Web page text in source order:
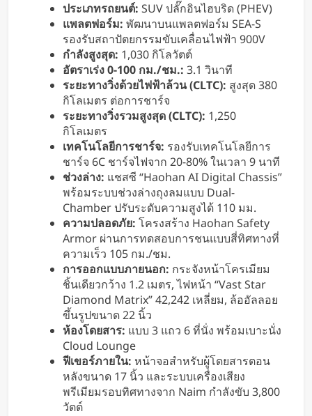
ประเภทรถยนต์: SUV ปลั๊กอินไฮบริด (PHEV)
แพลตฟอร์ม: พัฒนาบนแพลตฟอร์ม SEA-S
รองรับสถาปัตยกรรมขับเคลื่อนไฟฟ้า 900V
กำลังสูงสุด: 1,030 กิโลวัตต์
อัตราเร่ง 0-100 กม./ชม.: 3.1 วินาที
ระยะทางวิ่งด้วยไฟฟ้าล้วน (CLTC): สูงสุด 380
กิโลเมตร ต่อการชาร์จ
ระยะทางวิ่งรวมสูงสุด (CLTC): 1,250
กิโลเมตร
เทคโนโลยีการชาร์จ: รองรับเทคโนโลยีการ
ชาร์จ 6C ชาร์จไฟจาก 20-80% ในเวลา 9 นาที
ช่วงล่าง: แชสซี “Haohan AI Digital Chassis”
พร้อมระบบช่วงล่างถุงลมแบบ Dual-
Chamber ปรับระดับความสูงได้ 110 มม.
ความปลอดภัย: โครงสร้าง Haohan Safety
Armor ผ่านการทดสอบการชนแบบสี่ทิศทางที่
ความเร็ว 105 กม./ชม.
การออกแบบภายนอก: กระจังหน้าโครเมียม
ชิ้นเดียวกว้าง 1.2 เมตร, ไฟหน้า “Vast Star
Diamond Matrix” 42,242 เหลี่ยม, ล้ออัลลอย
ขึ้นรูปขนาด 22 นิ้ว
ห้องโดยสาร: แบบ 3 แถว 6 ที่นั่ง พร้อมเบาะนั่ง
Cloud Lounge
ฟีเขอร์ภายใน: หน้าจอสำหรับผู้โดยสารตอน
หลังขนาด 17 นิ้ว และระบบเครื่องเสียง
พรีเมียมรอบทิศทางจาก Naim กำลังขับ 3,800
วัตต์